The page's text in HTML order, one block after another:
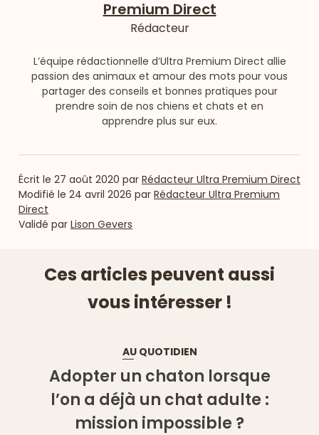
Premium Direct
Rédacteur
L’équipe rédactionnelle d’Ultra Premium Direct allie
passion des animaux et amour des mots pour vous
partager des conseils et bonnes pratiques pour
prendre soin de nos chiens et chats et en
apprendre plus sur eux.
Écrit le 27 août 2020 par Rédacteur Ultra Premium Direct
Modifié le 24 avril 2026 par Rédacteur Ultra Premium
Direct
Validé par Lison Gevers
Ces articles peuvent aussi
vous intéresser !
AU QUOTIDIEN
Adopter un chaton lorsque
l’on a déjà un chat adulte :
mission impossible ?